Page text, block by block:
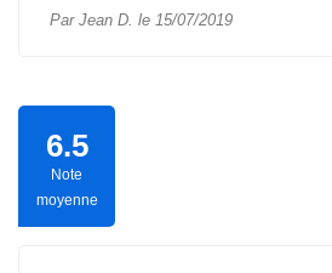
Par Jean D. le 15/07/2019
6.5
Note
moyenne